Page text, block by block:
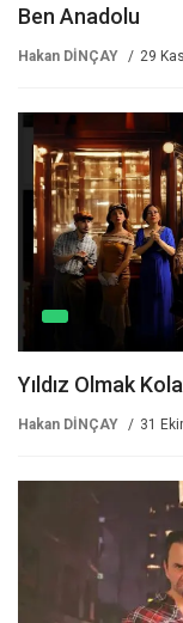
Ben Anadolu
Hakan DİNÇAY 29
Yıldız Olmak
Hakan DİNÇAY 31